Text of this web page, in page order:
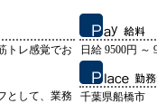
トレ感覚でお
として、業務
日給 9500円 ～
千葉県船橋市